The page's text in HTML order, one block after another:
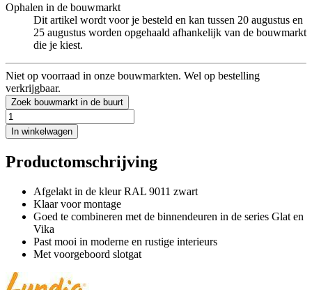
Ophalen in de bouwmarkt
Dit artikel wordt voor je besteld en kan tussen 20 augustus en
25 augustus worden opgehaald afhankelijk van de bouwmarkt
die je kiest.
Niet op voorraad in onze bouwmarkten. Wel op bestelling
verkrijgbaar.
Zoek bouwmarkt in de buurt
In winkelwagen
Productomschrijving
Afgelakt in de kleur RAL 9011 zwart
Klaar voor montage
Goed te combineren met de binnendeuren in de series Glat en
Vika
Past mooi in moderne en rustige interieurs
Met voorgeboord slotgat